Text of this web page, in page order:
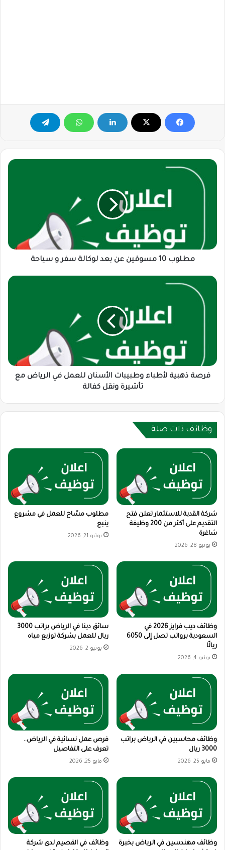
مطلوب
مسوقين
سياحة
مطلوب 10 مسوقين عن بعد لوكالة سفر و سياحة
فرصة
لأطباء
مع
تأشيرة
فرصة ذهبية لأطباء وطبيبات الأسنان للعمل في الرياض مع
تأشيرة ونقل كفالة
وظائف ذات صلة
شركة القدية للاستثمار تعلن فتح
التقديم على أكثر من 200 وظيفة
شاغرة
يونيو 28, 2026
مطلوب مسّاح للعمل في مشروع
ينبع
يونيو 21, 2026
وظائف ديب فرايز 2026 في
السعودية برواتب تصل إلى 6050
ريالًا
يونيو 4, 2026
سائق دينا في الرياض براتب 3000
ريال للعمل بشركة توزيع مياه
يونيو 2, 2026
وظائف محاسبين في الرياض براتب
3000 ريال
مايو 25, 2026
فرص عمل نسائية في الرياض..
تعرف على التفاصيل
مايو 25, 2026
وظائف مهندسين في الرياض بخبرة
وظائف في القصيم لدى شركة